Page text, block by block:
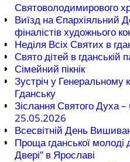
Святоволодимирового
Виїзд на Єпархіяльний
фіналістів художнього
Неділя Всіх Святих в
Свято дітей в гданській
Сімейний пікнік
Зустріч у Генеральному
Гданську
Зіслання Святого Духа
25.05.2026
Всесвітній День
Проща гданської
Двері” в Ярославі